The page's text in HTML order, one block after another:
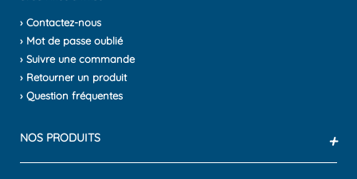
› Contactez-nous
› Mot de passe oublié
› Suivre une commande
› Retourner un produit
› Question fréquentes
NOS PRODUITS +